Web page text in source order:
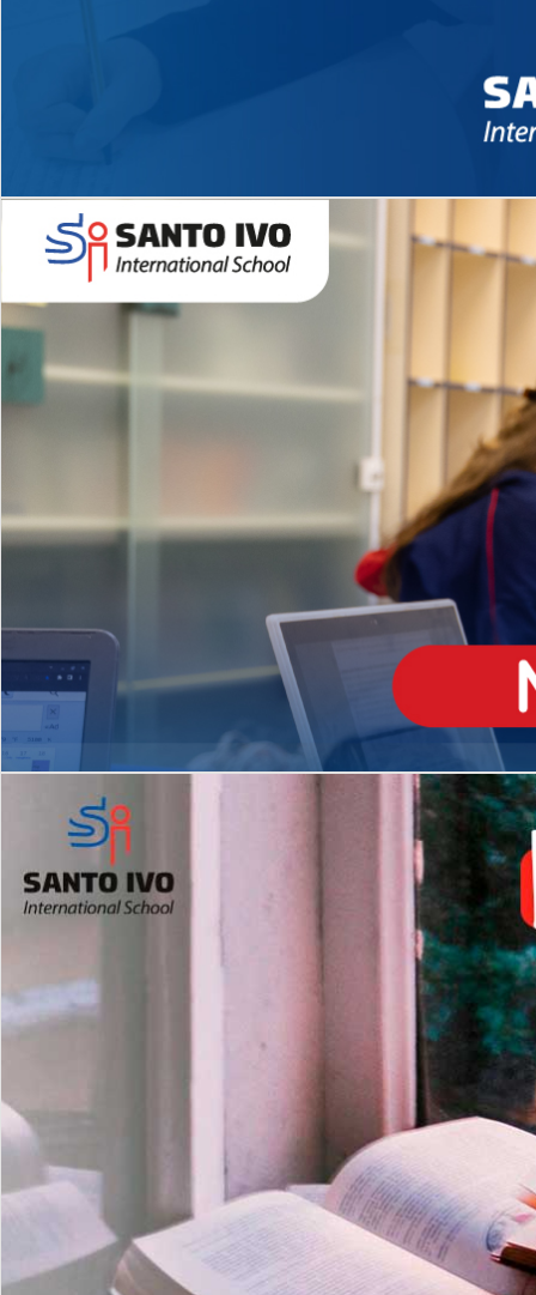
Novidades 2026 High School
Matrículas Abertas 2026
EDUCAÇÃO INFANTIL
Inglês todos os dias
MÉDIO
igh School
Dupla Diplomação
2º AO 5º ANO FUNDAMENTAL
es
Com imersão Bilingue - Anos
Finais
6º AO 9º ANO FUNDAMENTAL
Inglês: Turmas Reduzidas
(Proficiência)